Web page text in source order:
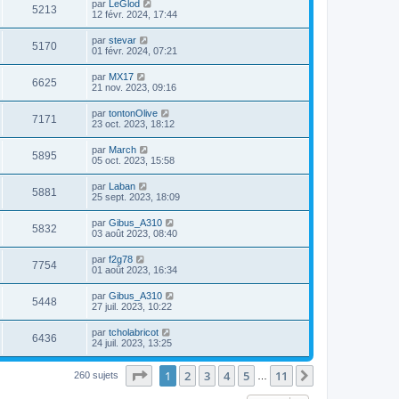
5213 par
LeGlod
12 févr. 2024, 17:44
5170 par stevar
01 févr. 2024, 07:21
6625 par MX17
21 nov. 2023, 09:16
7171 par tontonOlive
23 oct. 2023, 18:12
5895 par March
05 oct. 2023, 15:58
5881 par
Laban
25 sept. 2023, 18:09
5832 par Gibus_A310
03 août 2023, 08:40
7754 par f2g78
01 août 2023, 16:34
5448 par Gibus_A310
27 juil. 2023, 10:22
6436 par tcholabricot
24 juil. 2023, 13:25
260 sujets Page sur11
1 2 3 4 5 11